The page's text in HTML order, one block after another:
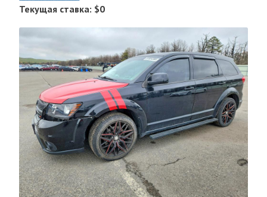
Текущая ставка: $0